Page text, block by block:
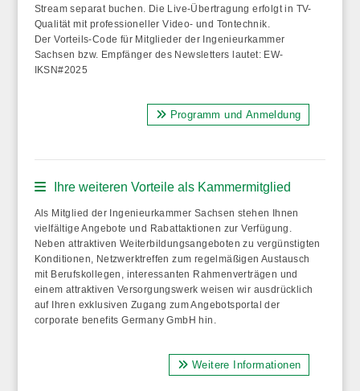
Stream separat buchen. Die Live-Übertragung erfolgt in TV-
Qualität mit professioneller Video- und Tontechnik.
Der Vorteils-Code für Mitglieder der Ingenieurkammer
Sachsen bzw. Empfänger des Newsletters lautet: EW-
IKSN#2025
Programm und Anmeldung
Ihre weiteren Vorteile als Kammermitglied
Als Mitglied der Ingenieurkammer Sachsen stehen Ihnen
vielfältige Angebote und Rabattaktionen zur Verfügung.
Neben attraktiven Weiterbildungsangeboten zu vergünstigten
Konditionen, Netzwerktreffen zum regelmäßigen Austausch
mit Berufskollegen, interessanten Rahmenverträgen und
einem attraktiven Versorgungswerk weisen wir ausdrücklich
aufIhren exklusiven Zugang zum Angebotsportal der
corporate benefits Germany GmbH hin.
Weitere Informationen